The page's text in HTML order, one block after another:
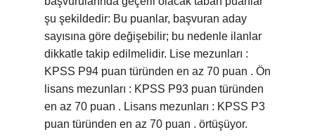
şu şekildedir: Bu puanlar, başvuran aday
sayısına göre değişebilir; bu nedenle ilanlar
dikkatle takip edilmelidir. Lise mezunları :
KPSS P94 puan türünden en az 70 puan . Ön
lisans mezunları : KPSS P93 puan türünden
en az 70 puan . Lisans mezunları : KPSS P3
puan türünden en az 70 puan . örtüşüyor.